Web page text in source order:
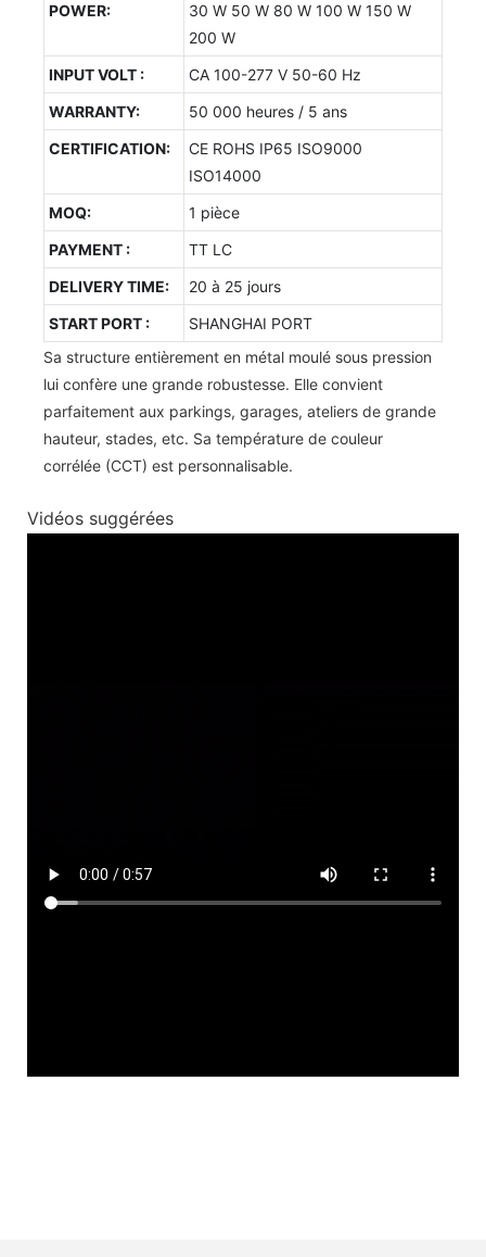
POWER:
30 W 50 W 80 W 100 W 150 W
200 W
INPUT VOLT :
CA 100-277 V 50-60 Hz
WARRANTY:
50 000 heures / 5 ans
CERTIFICATION:
CE ROHS IP65 ISO9000
ISO14000
MOQ:
1 pièce
PAYMENT :
TT LC
DELIVERY TIME:
20 à 25 jours
START PORT :
SHANGHAI PORT
Sa structure entièrement en métal moulé sous pression
lui confère une grande robustesse. Elle convient
parfaitement aux parkings, garages, ateliers de grande
hauteur, stades, etc. Sa température de couleur
corrélée (CCT) est personnalisable.
Vidéos suggérées